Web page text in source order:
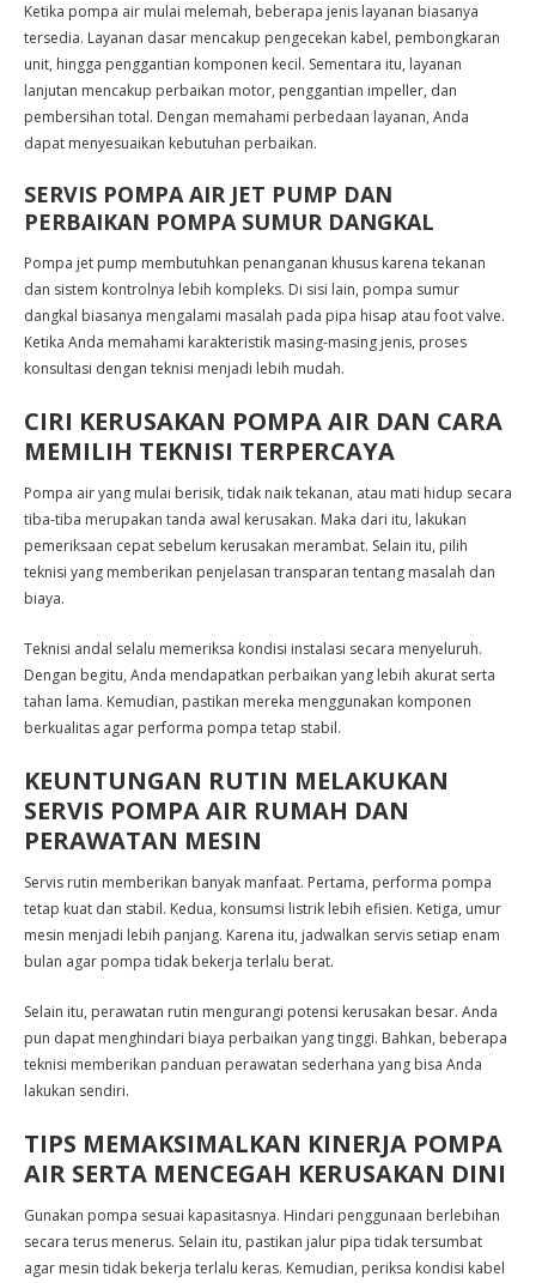
Ketika pompa air mulai melemah, beberapa jenis layanan biasanya
tersedia. Layanan dasar mencakup pengecekan kabel, pembongkaran
unit, hingga penggantian komponen kecil. Sementara itu, layanan
lanjutan mencakup perbaikan motor, penggantian impeller, dan
pembersihan total. Dengan memahami perbedaan layanan, Anda
dapat menyesuaikan kebutuhan perbaikan.
SERVIS POMPA AIR JET PUMP DAN
PERBAIKAN POMPA SUMUR DANGKAL
Pompa jet pump membutuhkan penanganan khusus karena tekanan
dan sistem kontrolnya lebih kompleks. Di sisi lain, pompa sumur
dangkal biasanya mengalami masalah pada pipa hisap atau foot valve.
Ketika Anda memahami karakteristik masing-masing jenis, proses
konsultasi dengan teknisi menjadi lebih mudah.
CIRI KERUSAKAN POMPA AIR DAN CARA
MEMILIH TEKNISI TERPERCAYA
Pompa air yang mulai berisik, tidak naik tekanan, atau mati hidup secara
tiba-tiba merupakan tanda awal kerusakan. Maka dari itu, lakukan
pemeriksaan cepat sebelum kerusakan merambat. Selain itu, pilih
teknisi yang memberikan penjelasan transparan tentang masalah dan
biaya.
Teknisi andal selalu memeriksa kondisi instalasi secara menyeluruh.
Dengan begitu, Anda mendapatkan perbaikan yang lebih akurat serta
tahan lama. Kemudian, pastikan mereka menggunakan komponen
berkualitas agar performa pompa tetap stabil.
KEUNTUNGAN RUTIN MELAKUKAN
SERVIS POMPA AIR RUMAH DAN
PERAWATAN MESIN
Servis rutin memberikan banyak manfaat. Pertama, performa pompa
tetap kuat dan stabil. Kedua, konsumsi listrik lebih efisien. Ketiga, umur
mesin menjadi lebih panjang. Karena itu, jadwalkan servis setiap enam
bulan agar pompa tidak bekerja terlalu berat.
Selain itu, perawatan rutin mengurangi potensi kerusakan besar. Anda
pun dapat menghindari biaya perbaikan yang tinggi. Bahkan, beberapa
teknisi memberikan panduan perawatan sederhana yang bisa Anda
lakukan sendiri.
TIPS MEMAKSIMALKAN KINERJA POMPA
AIR SERTA MENCEGAH KERUSAKAN DINI
Gunakan pompa sesuai kapasitasnya. Hindari penggunaan berlebihan
secara terus menerus. Selain itu, pastikan jalur pipa tidak tersumbat
agar mesin tidak bekerja terlalu keras. Kemudian, periksa kondisi kabel